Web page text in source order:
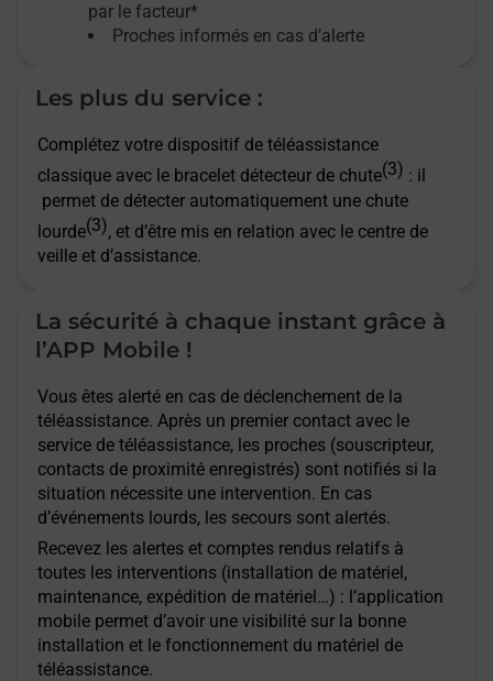
par le facteur*
Proches informés en cas d’alerte
Les plus du service :
Complétez votre dispositif de téléassistance
classique avec le bracelet détecteur de chute(3) : il
permet de détecter automatiquement une chute
lourde(3), et d’être mis en relation avec le centre de
veille et d’assistance.
La sécurité à chaque instant grâce à
l’APP Mobile !
Vous êtes alerté en cas de déclenchement de la
téléassistance. Après un premier contact avec le
service de téléassistance, les proches (souscripteur,
contacts de proximité enregistrés) sont notifiés si la
situation nécessite une intervention. En cas
d’événements lourds, les secours sont alertés.
Recevez les alertes et comptes rendus relatifs à
toutes les interventions (installation de matériel,
maintenance, expédition de matériel…) : l’application
mobile permet d’avoir une visibilité sur la bonne
installation et le fonctionnement du matériel de
téléassistance.